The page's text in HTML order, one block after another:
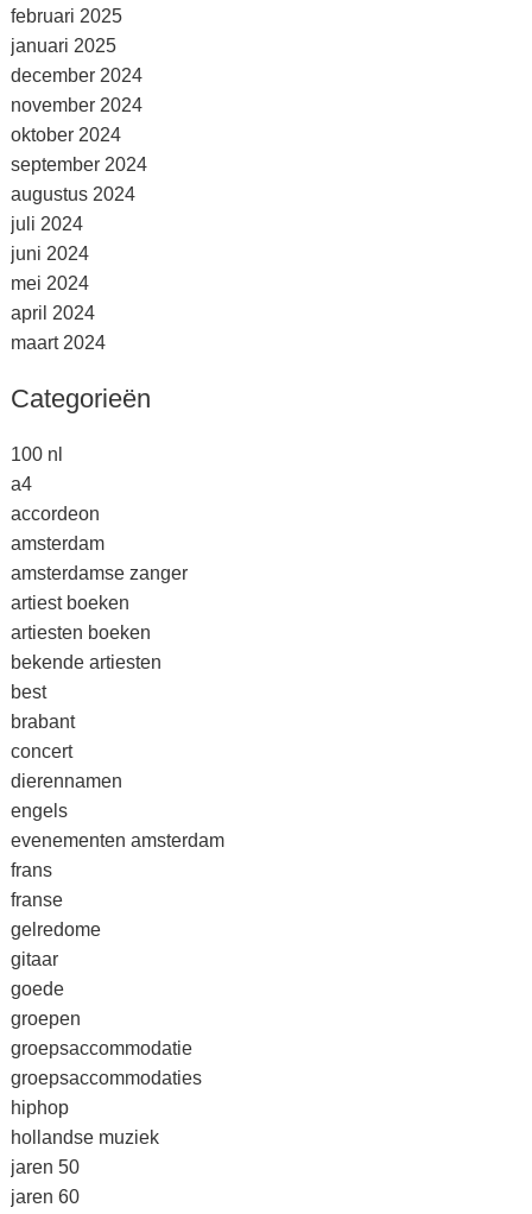
februari 2025
januari 2025
december 2024
november 2024
oktober 2024
september 2024
augustus 2024
juli 2024
juni 2024
mei 2024
april 2024
maart 2024
Categorieën
100 nl
a4
accordeon
amsterdam
amsterdamse zanger
artiest boeken
artiesten boeken
bekende artiesten
best
brabant
concert
dierennamen
engels
evenementen amsterdam
frans
franse
gelredome
gitaar
goede
groepen
groepsaccommodatie
groepsaccommodaties
hiphop
hollandse muziek
jaren 50
jaren 60